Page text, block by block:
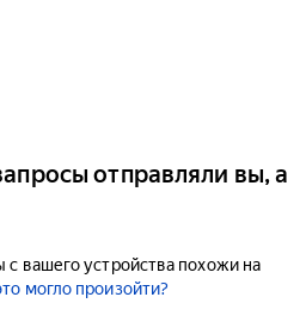
отправляли вы, а
вашего устройства похожи на
могло произойти?